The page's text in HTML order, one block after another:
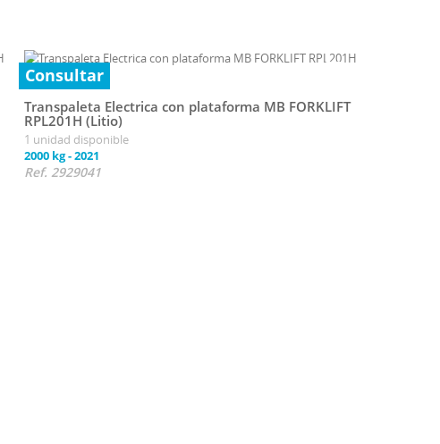
Consultar
Transpaleta Electrica con plataforma MB FORKLIFT
RPL201H (Litio)
1 unidad disponible
2000 kg-2021
Ref. 2929041